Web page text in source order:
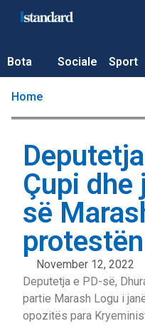
Bota Sociale Sport
Home
Çupi dhe
së
November 12, 2022
Deputetja e PD-së,
partie Marash Logu i
opozitës para